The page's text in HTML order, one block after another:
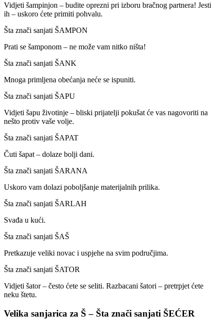
Vidjeti šampinjon – budite oprezni pri izboru bračnog partnera! Jesti
ih – uskoro ćete primiti pohvalu.
Šta znači sanjati ŠAMPON
Prati se šamponom – ne može vam nitko ništa!
Šta znači sanjati ŠANK
Mnoga primljena obećanja neće se ispuniti.
Šta znači sanjati ŠAPU
Vidjeti šapu životinje – bliski prijatelji pokušat će vas nagovoriti na
nešto protiv vaše volje.
Šta znači sanjati ŠAPAT
Čuti šapat – dolaze bolji dani.
Šta znači sanjati ŠARANA
Uskoro vam dolazi poboljšanje materijalnih prilika.
Šta znači sanjati ŠARLAH
Svađa u kući.
Šta znači sanjati ŠAŠ
Pretkazuje veliki novac i uspjehe na svim područjima.
Šta znači sanjati ŠATOR
Vidjeti šator – često ćete se seliti. Razbacani šatori – pretrpjet ćete
neku štetu.
Velika sanjarica za Š – Šta znači sanjati ŠEĆER